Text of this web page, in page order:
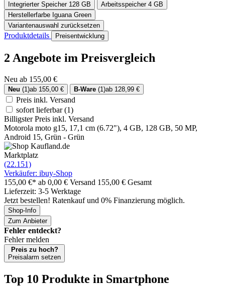
Integrierter Speicher 128 GB Arbeitsspeicher 4 GB
Herstellerfarbe Iguana Green
Variantenauswahl zurücksetzen
Produktdetails Preisentwicklung
2 Angebote im Preisvergleich
Neu ab 155,00 €
Neu (1)ab 155,00 € B-Ware (1)ab 128,99 €
Preis inkl. Versand
sofort lieferbar(1)
Billigster Preis inkl. Versand
Motorola moto g15, 17,1 cm (6.72"), 4 GB, 128 GB, 50 MP,
Android 15, Grün - Grün
Marktplatz
(22.151)
Verkäufer: ibuy-Shop
155,00 €* ab 0,00 € Versand 155,00 € Gesamt
Lieferzeit: 3-5 Werktage
Jetzt bestellen! Ratenkauf und 0% Finanzierung möglich.
Shop-Info
Zum Anbieter
Fehler entdeckt?
Fehler melden
Preis zu hoch?
Preisalarm setzen
Top 10 Produkte in Smartphone